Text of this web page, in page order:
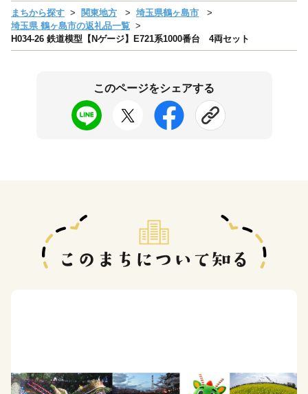
まちから探す 関東地方
埼玉県鶴ヶ島市
埼玉県 鶴ヶ島市の返礼品一覧
H034-26 鉄道模型【Nゲージ】E721系1000番台 4両セット
このページをシェアする